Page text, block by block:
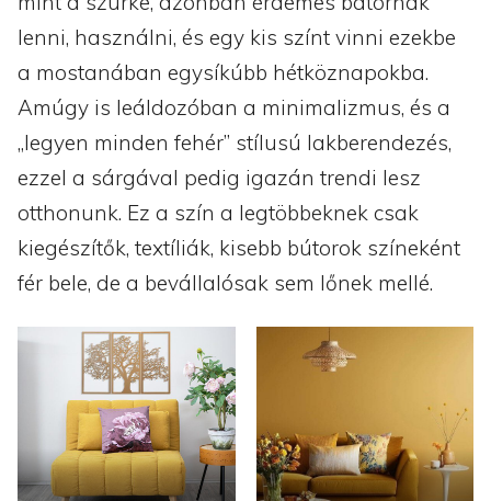
lenni, használni, és egy kis színt vinni ezekbe
a mostanában egysíkúbb hétköznapokba.
Amúgy is leáldozóban a minimalizmus, és a
„legyen minden fehér” stílusú lakberendezés,
ezzel a sárgával pedig igazán trendi lesz
otthonunk. Ez a szín a legtöbbeknek csak
kiegészítők, textíliák, kisebb bútorok színeként
fér bele, de a bevállalósak sem lőnek mellé.